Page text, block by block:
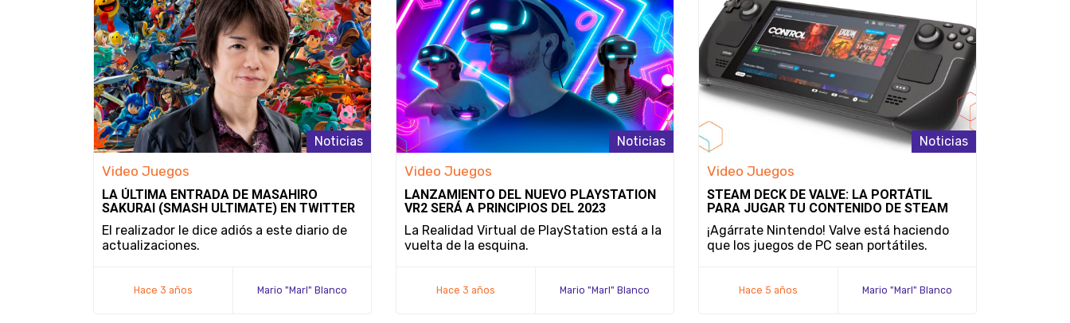
Noticias
Video Juegos
LA ÚLTIMA ENTRADA DE MASAHIRO
SAKURAI (SMASH ULTIMATE) EN TWITTER
El realizador le dice adiós a este diario de
actualizaciones.
Hace 3 años Mario "Marl" Blanco
Noticias
Video Juegos
LANZAMIENTO DEL NUEVO PLAYSTATION
VR2 SERÁ A PRINCIPIOS DEL 2023
La Realidad Virtual de PlayStation está a la
vuelta de la esquina.
Hace 3 años Mario "Marl" Blanco
Noticias
Video Juegos
STEAM DECK DE VALVE: LA PORTÁTIL
PARA JUGAR TU CONTENIDO DE STEAM
¡Agárrate Nintendo! Valve está haciendo
que los juegos de PC sean portátiles.
Hace 5 años Mario "Marl" Blanco